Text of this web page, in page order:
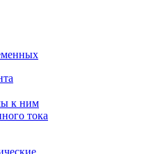
к ним
тока